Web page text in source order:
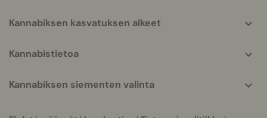
Kannabiksen kasvatuksen alkeet
Kannabistietoa
Kannabiksen siementen valinta